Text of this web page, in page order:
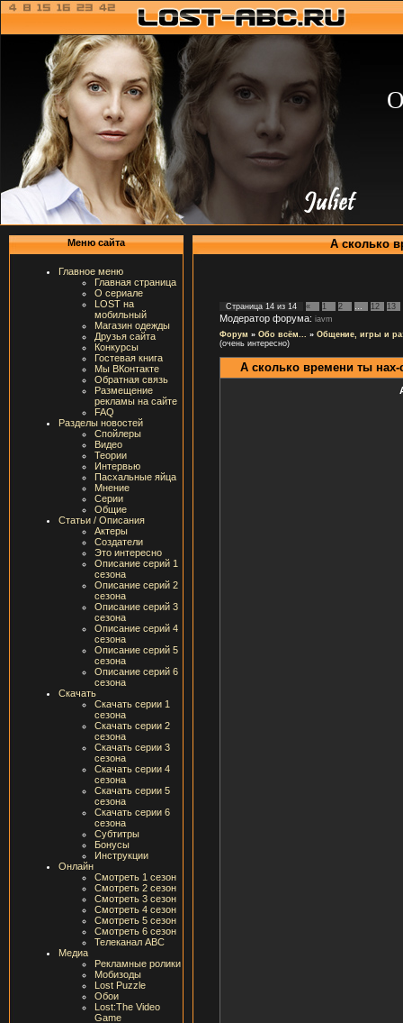
Меню сайта
Главное меню
Главная страница
О сериале
LOST на
мобильный
Магазин одежды
Друзья сайта
Конкурсы
Гостевая книга
Мы ВКонтакте
Обратная связь
Размещение
рекламы на сайте
FAQ
Разделы новостей
Спойлеры
Видео
Теории
Интервью
Пасхальные яйца
Мнение
Серии
Общие
Статьи / Описания
Актеры
Создатели
Это интересно
Описание серий 1
сезона
Описание серий 2
сезона
Описание серий 3
сезона
Описание серий 4
сезона
Описание серий 5
сезона
Описание серий 6
сезона
Скачать
Скачать серии 1
сезона
Скачать серии 2
сезона
Скачать серии 3
сезона
Скачать серии 4
сезона
Скачать серии 5
сезона
Скачать серии 6
сезона
Субтитры
Бонусы
Инструкции
Онлайн
Смотреть 1 сезон
Смотреть 2 сезон
Смотреть 3 сезон
Смотреть 4 сезон
Смотреть 5 сезон
Смотреть 6 сезон
Телеканал ABC
Медиа
Рекламные ролики
Мобизоды
Lost Puzzle
Обои
Lost:The Video
Game
А сколько
Страница 14 из 14 « 1 2 12 13
Модератор форума: iavm
Форум » Обо всём... » Общение, игры и
(очень интересно)
А сколько времени ты нах-